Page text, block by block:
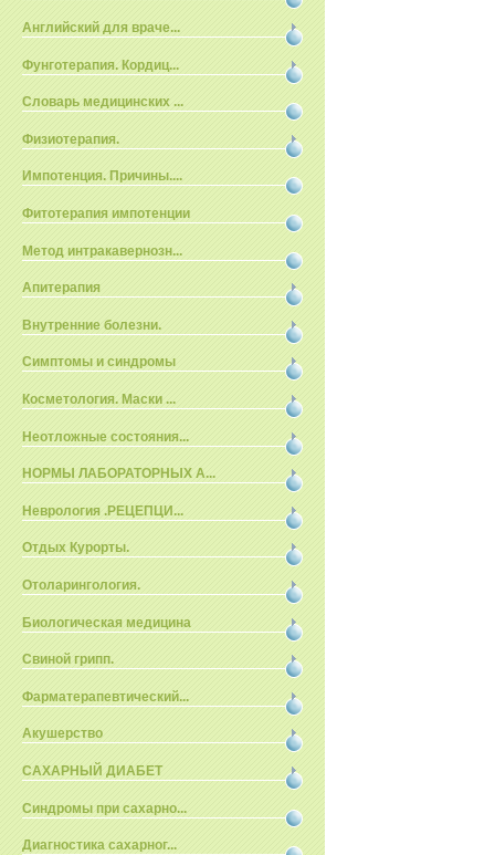
Английский для враче...
Фунготерапия. Кордиц...
Словарь медицинских ...
Физиотерапия.
Импотенция. Причины....
Фитотерапия импотенции
Метод интракавернозн...
Апитерапия
Внутренние болезни.
Симптомы и синдромы
Косметология. Маски ...
Неотложные состояния...
НОРМЫ ЛАБОРАТОРНЫХ А...
Неврология .РЕЦЕПЦИ...
Отдых Курорты.
Отоларингология.
Биологическая медицина
Свиной грипп.
Фарматерапевтический...
Акушерство
САХАРНЫЙ ДИАБЕТ
Синдромы при сахарно...
Диагностика сахарног...